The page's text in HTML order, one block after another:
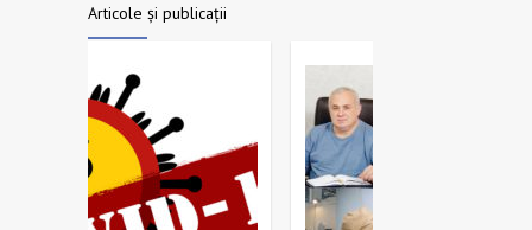
Articole și publicații